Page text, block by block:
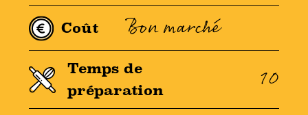
Coût Bon marché
Temps de
préparation
10